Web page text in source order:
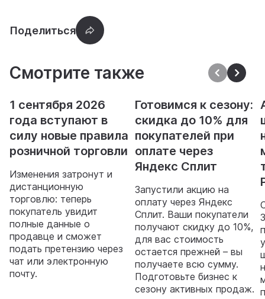
Смотрите также
1 сентября 2026
года вступают в
силу новые правила
розничной торговли
Изменения затронут и
дистанционную
торговлю: теперь
покупатель увидит
полные данные о
продавце и сможет
подать претензию через
чат или электронную
почту.
Готовимся к сезону:
скидка до 10% для
покупателей при
оплате через
Яндекс Сплит
Запустили акцию на
оплату через Яндекс
Сплит. Ваши покупатели
получают скидку до 10%,
для вас стоимость
остается прежней – вы
получаете всю сумму.
Подготовьте бизнес к
сезону активных продаж.